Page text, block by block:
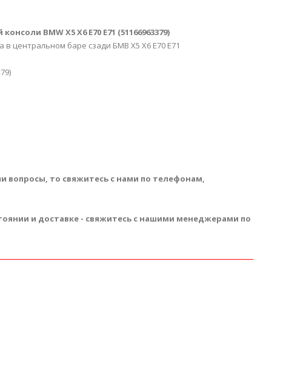
BMW X5 X6 E70 E71 (51166963379)
центральном баре сзади БМВ Х5 Х6 Е70 Е71
вопросы, то свяжитесь с нами по телефонам,
и доставке - свяжитесь с нашими менеджерами по